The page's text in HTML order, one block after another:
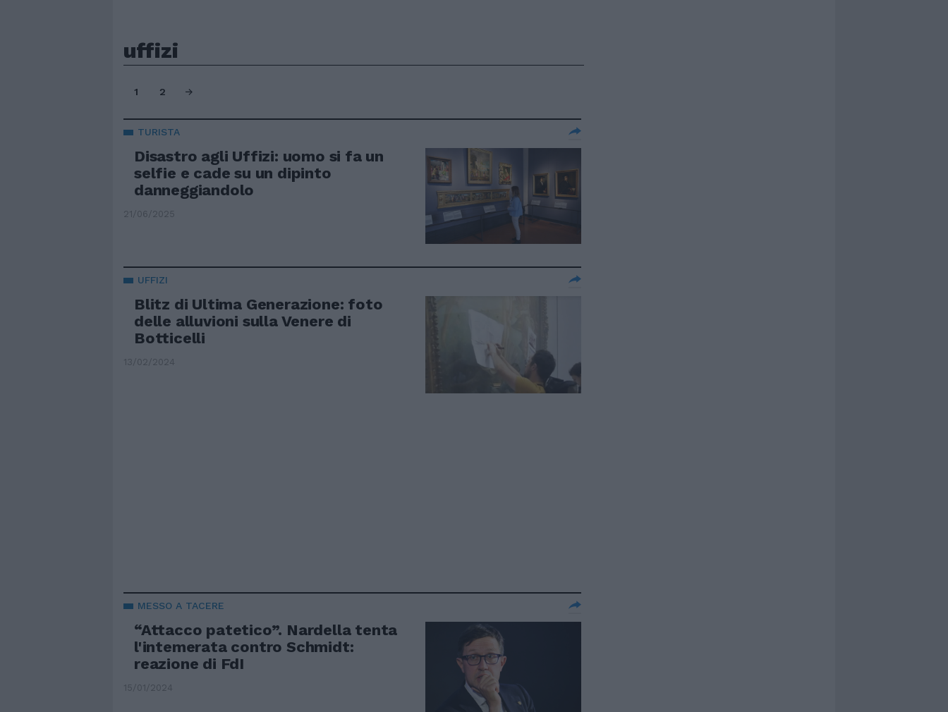
uffizi
1 2
TURISTA
Disastro agli Uffizi: uomo si fa un
selfie e cade su un dipinto
danneggiandolo
21/06/2025
UFFIZI
Blitz di Ultima Generazione: foto
delle alluvioni sulla Venere di
Botticelli
13/02/2024
MESSO A TACERE
“Attacco patetico”. Nardella tenta
l'intemerata contro Schmidt:
reazione di FdI
15/01/2024